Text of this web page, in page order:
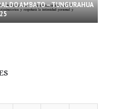
AMBATO – TUNGURAHUA